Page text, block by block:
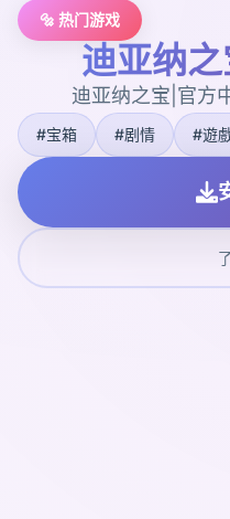
🔩 热门游戏
迪亚纳
迪亚纳之宝|官方
#宝箱 #剧情 #遊